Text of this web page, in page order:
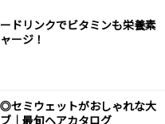
ドリンクでビタミンも栄養素
ージ！
セミウェットがおしゃれな大
｜最旬ヘアカタログ